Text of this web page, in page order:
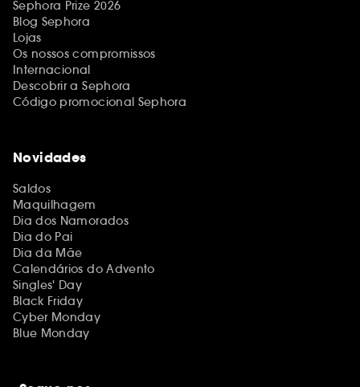
Sephora Prize 2026
Blog Sephora
Lojas
Os nossos compromissos
Internacional
Descobrir a Sephora
Código promocional Sephora
Novidades
Saldos
Maquilhagem
Dia dos Namorados
Dia do Pai
Dia da Mãe
Calendários do Advento
Singles' Day
Black Friday
Cyber Monday
Blue Monday